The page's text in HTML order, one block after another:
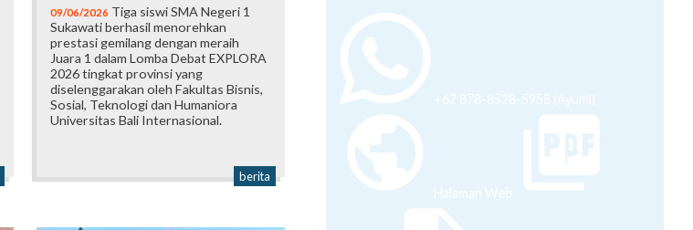
09/06/2026 Tiga siswi SMA Negeri 1
Sukawati berhasil menorehkan
prestasi gemilang dengan meraih
Juara 1 dalam Lomba Debat EXPLORA
2026 tingkat provinsi yang
diselenggarakan oleh Fakultas Bisnis,
Sosial, Teknologi dan Humaniora
Universitas Bali Internasional.
berita
+62 878-8528-5958 (Ayumi)
Halaman Web